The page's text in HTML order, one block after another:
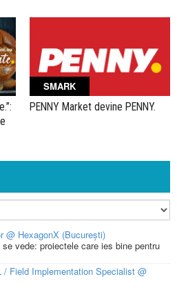
SMARK
PENNY Market devine PENNY.
@ HexagonX (București)
vede: proiectele care ies bine pentru
Field Implementation Specialist @